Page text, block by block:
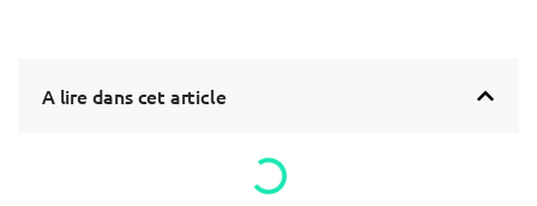
A lire dans cet article